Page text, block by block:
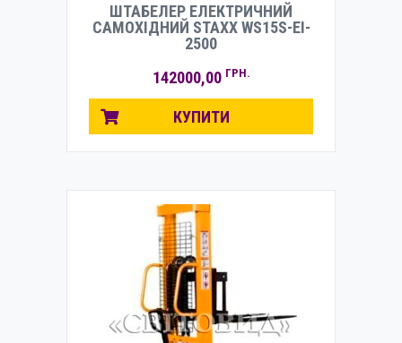
ШТАБЕЛЕР ЕЛЕКТРИЧНИЙ
САМОХІДНИЙ STAXX WS15S-EI-
2500
142000,00 ГРН.
КУПИТИ